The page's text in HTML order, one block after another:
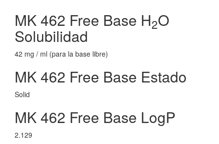
MK 462 Free Base H2O
Solubilidad
42 mg / ml (para la base libre)
MK 462 Free Base Estado
Solid
MK 462 Free Base LogP
2.129